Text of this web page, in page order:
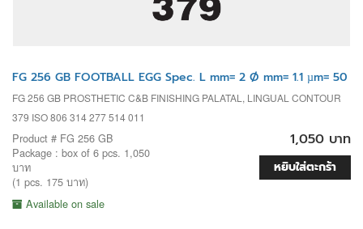
FG 256 GB FOOTBALL EGG Spec. L mm= 2 Ø mm= 1.1 µm= 50
FG 256 GB PROSTHETIC C&B FINISHING PALATAL, LINGUAL CONTOUR
379 ISO 806 314 277 514 011
Product # FG 256 GB
Package : box of 6 pcs. 1,050
บาท
(1 pcs. 175 บาท)
Available on sale
1,050 บาท
หยิบใส่ตะกร้า